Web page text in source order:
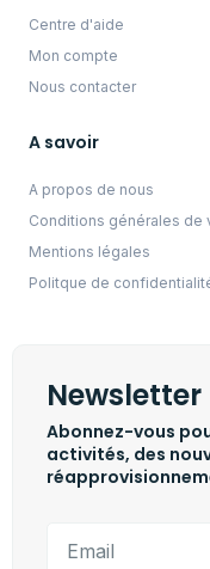
Centre d'aide
Mon compte
Nous contacter
A savoir
A propos de nous
Conditions générales de
Mentions légales
Politque de
Newsletter
Abonnez-vous
activités, des